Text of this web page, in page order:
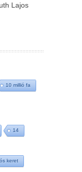
Lajos
10 millió fa
14
keret